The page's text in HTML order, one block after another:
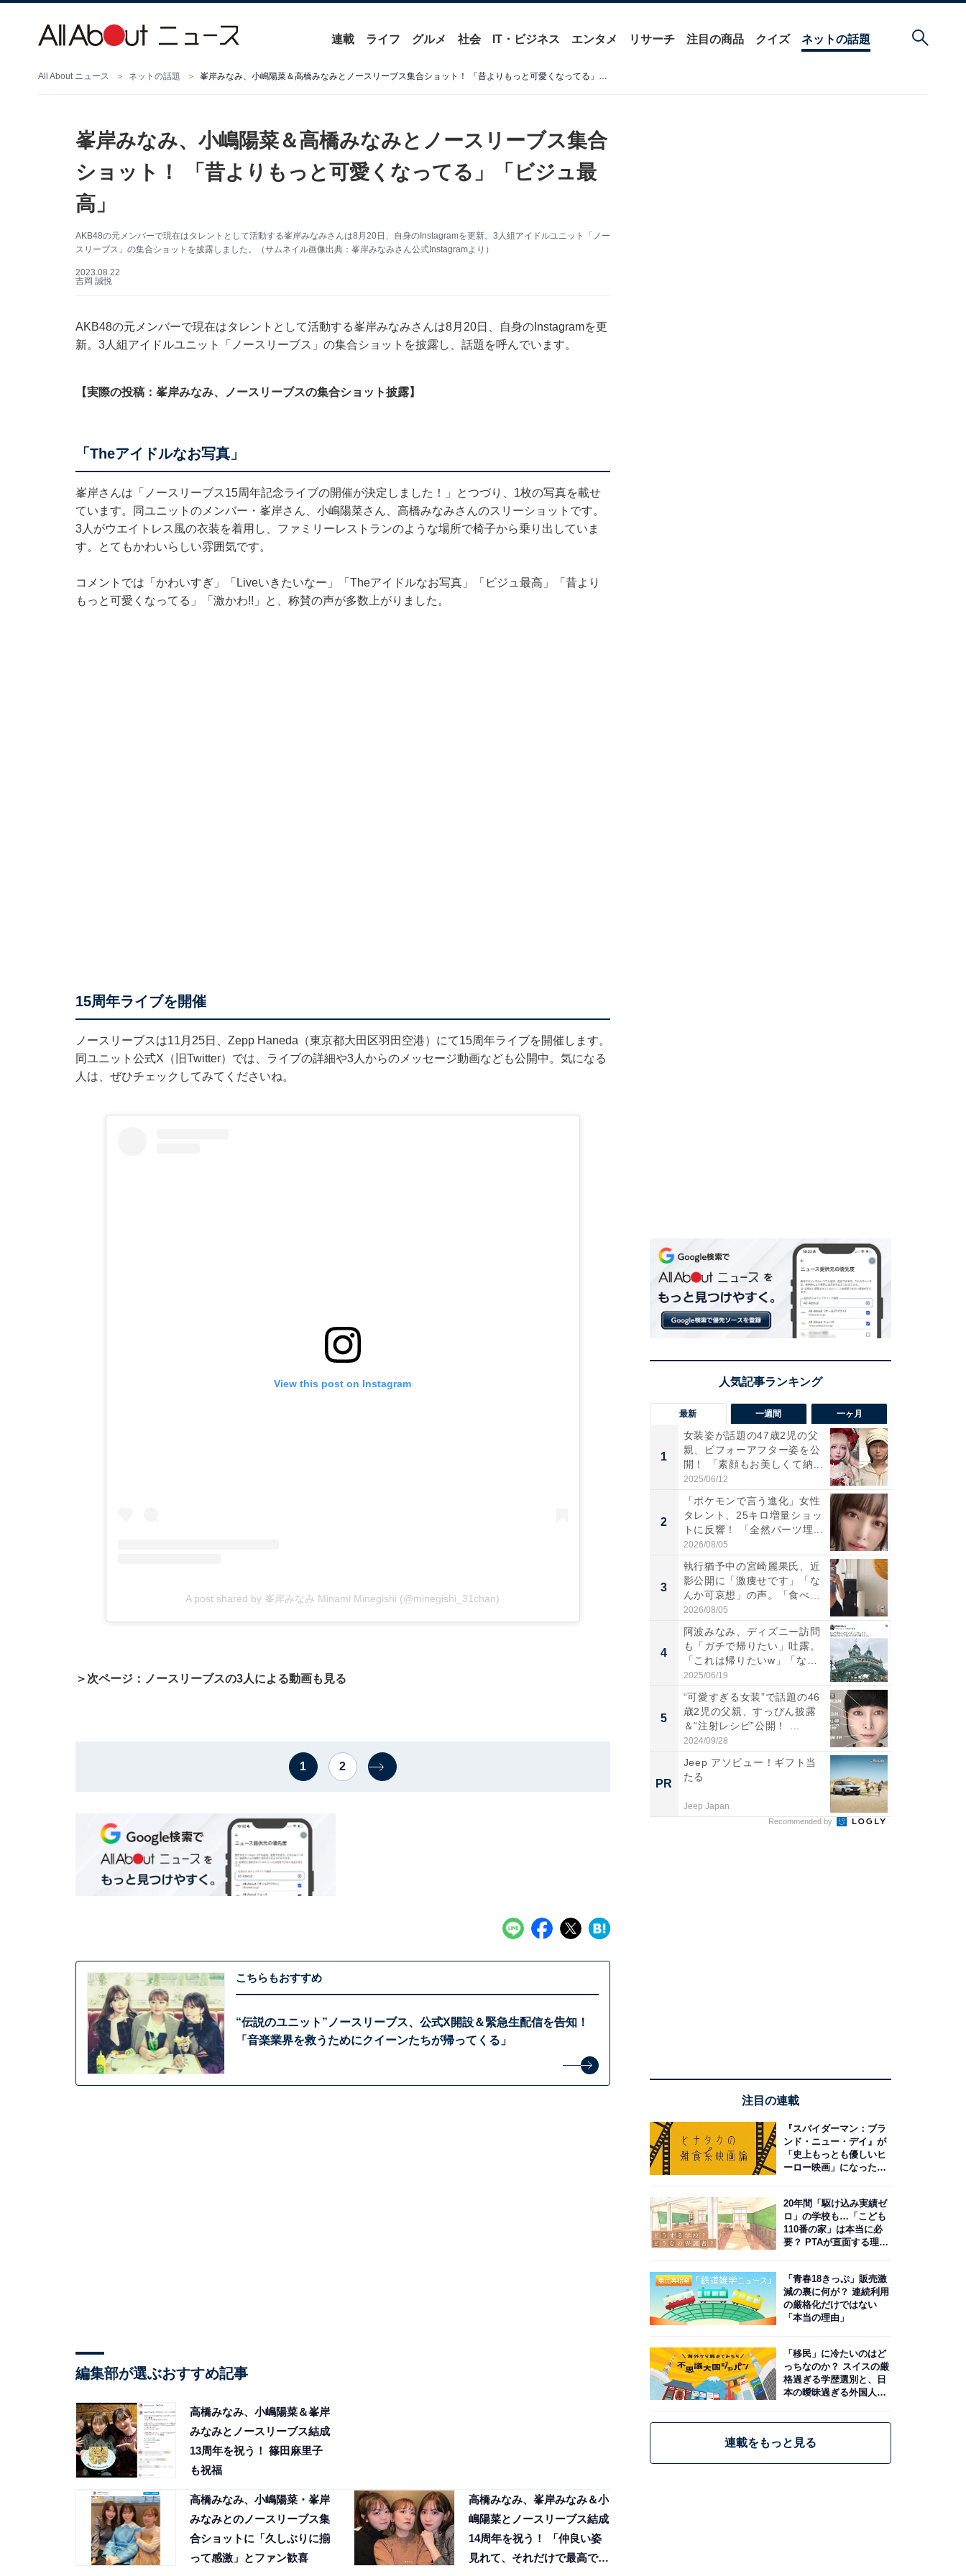
連載 ライフ グルメ 社会 IT・ビジネス エンタメ リサーチ 注目の商品 クイズ ネットの話題
All About ニュース ネットの話題 峯岸みなみ、小嶋陽菜＆高橋みなみとノースリーブス集合ショット！ 「昔よりもっと可愛くなってる」「ビジュ最高」
峯岸みなみ、小嶋陽菜＆高橋みなみとノースリーブス集合
ショット！ 「昔よりもっと可愛くなってる」「ビジュ最
高」
AKB48の元メンバーで現在はタレントとして活動する峯岸みなみさんは8月20日、自身のInstagramを更新。3人組アイドルユニット「ノー
スリーブス」の集合ショットを披露しました。（サムネイル画像出典：峯岸みなみさん公式Instagramより）
2023.08.22
吉岡 誠悦
AKB48の元メンバーで現在はタレントとして活動する峯岸みなみさんは8月20日、自身のInstagramを更
新。3人組アイドルユニット「ノースリーブス」の集合ショットを披露し、話題を呼んでいます。
【実際の投稿：峯岸みなみ、ノースリーブスの集合ショット披露】
「Theアイドルなお写真」
峯岸さんは「ノースリーブス15周年記念ライブの開催が決定しました！」とつづり、1枚の写真を載せ
ています。同ユニットのメンバー・峯岸さん、小嶋陽菜さん、高橋みなみさんのスリーショットです。
3人がウエイトレス風の衣装を着用し、ファミリーレストランのような場所で椅子から乗り出していま
す。とてもかわいらしい雰囲気です。
コメントでは「かわいすぎ」「Liveいきたいなー」「Theアイドルなお写真」「ビジュ最高」「昔より
もっと可愛くなってる」「激かわ!!」と、称賛の声が多数上がりました。
15周年ライブを開催
ノースリーブスは11月25日、Zepp Haneda（東京都大田区羽田空港）にて15周年ライブを開催します。
同ユニット公式X（旧Twitter）では、ライブの詳細や3人からのメッセージ動画なども公開中。気になる
人は、ぜひチェックしてみてくださいね。
View this post on Instagram
A post shared by 峯岸みなみ Minami Minegishi (@minegishi_31chan)
＞次ページ：ノースリーブスの3人による動画も見る
1 2
こちらもおすすめ
“伝説のユニット”ノースリーブス、公式X開設＆緊急生配信を告知！
「音楽業界を救うためにクイーンたちが帰ってくる」
編集部が選ぶおすすめ記事
高橋みなみ、小嶋陽菜＆峯岸
みなみとノースリーブス結成
13周年を祝う！ 篠田麻里子
も祝福
高橋みなみ、小嶋陽菜・峯岸
みなみとのノースリーブス集
合ショットに「久しぶりに揃
って感激」とファン歓喜
高橋みなみ、峯岸みなみ＆小
嶋陽菜とノースリーブス結成
14周年を祝う！ 「仲良い姿
見れて、それだけで最高で
最新 一週間 一ヶ月
1
女装姿が話題の47歳2児の父
親、ビフォーアフター姿を公
開！ 「素顔もお美しくて納...
2025/06/12
2
「ポケモンで言う進化」女性
タレント、25キロ増量ショッ
トに反響！ 「全然パーツ埋...
2026/08/05
3
執行猶予中の宮崎麗果氏、近
影公開に「激痩せです」「な
んか可哀想」の声。「食べら
れ...
2026/08/05
4
阿波みなみ、ディズニー訪問
も「ガチで帰りたい」吐露。
「これは帰りたいw」「なん
ち...
2025/06/19
5
“可愛すぎる女装”で話題の46
歳2児の父親、すっぴん披露
＆“注射レシピ”公開！ ...
2024/09/28
PR
Jeep アソビュー！ギフト当
たる
Jeep Japan
Recommended by
注目の連載
『スパイダーマン：ブラ
ンド・ニュー・デイ』が
「史上もっとも優しいヒ
ーロー映画」になった理
20年間「駆け込み実績ゼ
ロ」の学校も…「こども
110番の家」は本当に必
要？ PTAが直面する理想
「青春18きっぷ」販売激
減の裏に何が？ 連続利用
の厳格化だけではない
「本当の理由」
「移民」に冷たいのはど
っちなのか？ スイスの厳
格過ぎる学歴選別と、日
本の曖昧過ぎる外国人政
連載をもっと見る